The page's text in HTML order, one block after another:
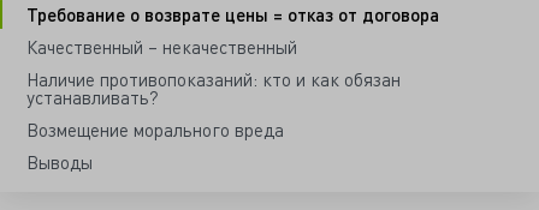
Требование о возврате цены = отказ от договора
Качественный – некачественный
Наличие противопоказаний: кто и как обязан
устанавливать?
Возмещение морального вреда
Выводы